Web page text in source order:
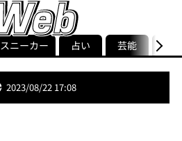
smart最新号
記事一覧ランキング
ストリ
スニーカー 占い 芸能 グル
2023/08/22 17:08